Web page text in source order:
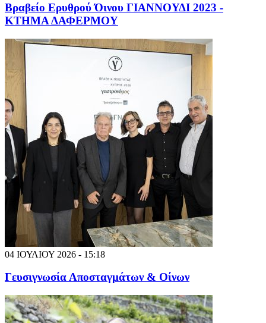
Βραβείο Ερυθρού Όινου ΓΙΑΝΝΟΥΔΙ 2023 -
ΚΤΗΜΑ ΔΑΦΕΡΜΟΥ
04 ΙΟΥΛΙΟΥ 2026 - 15:18
Γευσιγνωσία Αποσταγμάτων & Οίνων